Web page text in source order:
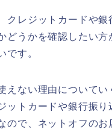
クレジットカードや
どうかを確認したい
です。
えない理由についてい
ットカードや銀行振
ので、ネットオフのお